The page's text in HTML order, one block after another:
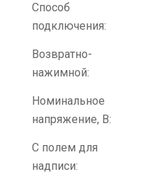
Способ
подключения:
Возвратно-
нажимной:
Номинальное
напряжение, В:
С полем для
надписи: